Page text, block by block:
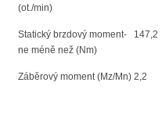
(ot./min)
Statický brzdový moment-
ne méně než (Nm)
147,2
Záběrový moment (Mz/Mn) 2,2